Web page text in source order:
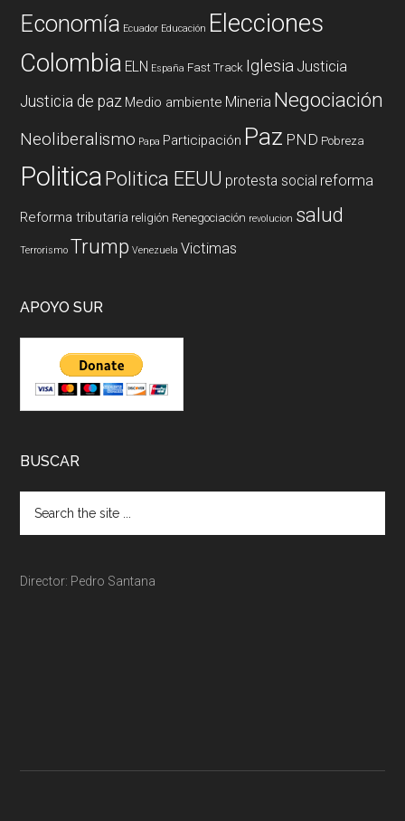
Economía Ecuador Educación Elecciones
Colombia ELN España Fast Track Iglesia Justicia
Justicia de paz Medio ambiente Mineria Negociación
Neoliberalismo Papa Participación Paz PND Pobreza
PoliticaPolitica EEUU protesta social reforma
Reforma tributaria religión Renegociación revolucion salud
Terrorismo Trump Venezuela Victimas
APOYO SUR
BUSCAR
Director: Pedro Santana